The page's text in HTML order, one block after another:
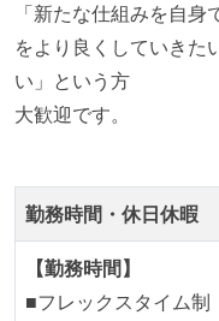
観をメンバー全員
いる
アジャイル実践状
している
デイリーでスタン
に準じるチーム内
継続的なデプロイ
「新たな仕組みを自
をより良くしていきた
い」という方
大歓迎です。
勤務時間・休日休暇
【勤務時間】
■フレックスタイム制